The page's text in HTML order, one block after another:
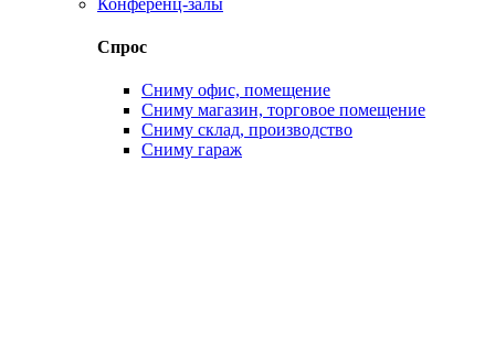
Спрос
Сниму офис, помещение
Сниму магазин, торговое помещение
Сниму склад, производство
Сниму гараж